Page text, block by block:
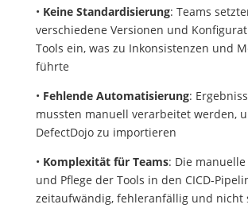
• Keine Standardisierung: Teams
verschiedene Versionen und
Tools ein, was zu Inkonsistenzen und
führte
• Fehlende Automatisierung:
mussten manuell verarbeitet werden,
DefectDojo zu importieren
• Komplexität für Teams: Die
und Pflege der Tools in den CICD-
zeitaufwändig, fehleranfällig und nicht